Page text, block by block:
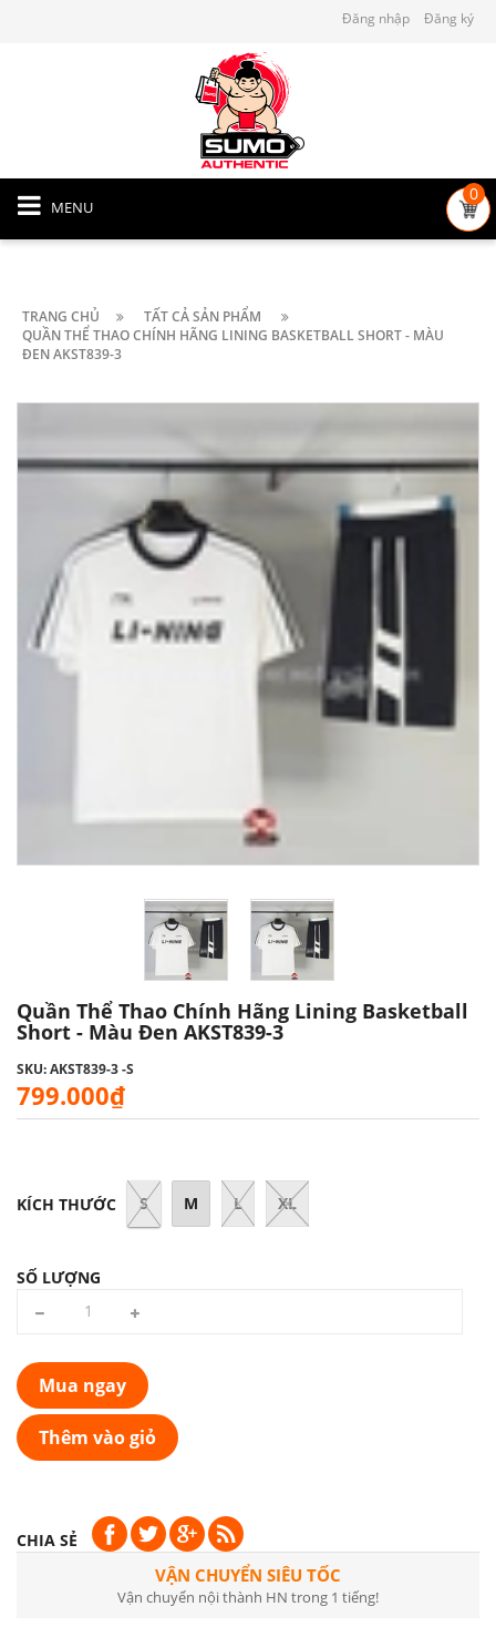
Đăng nhập Đăng ký
MENU
0
TRANG CHỦ
TẤT CẢ SẢN PHẨM
QUẦN THỂ THAO CHÍNH HÃNG LINING BASKETBALL SHORT - MÀU
ĐEN AKST839-3
Quần Thể Thao Chính Hãng Lining Basketball
Short - Màu Đen AKST839-3
SKU: AKST839-3 -S
799.000₫
KÍCH THƯỚC S M L XL
SỐ LƯỢNG
Mua ngay
Thêm vào giỏ
CHIA SẺ
VẬN CHUYỂN SIÊU TỐC
Vận chuyển nội thành HN trong 1 tiếng!